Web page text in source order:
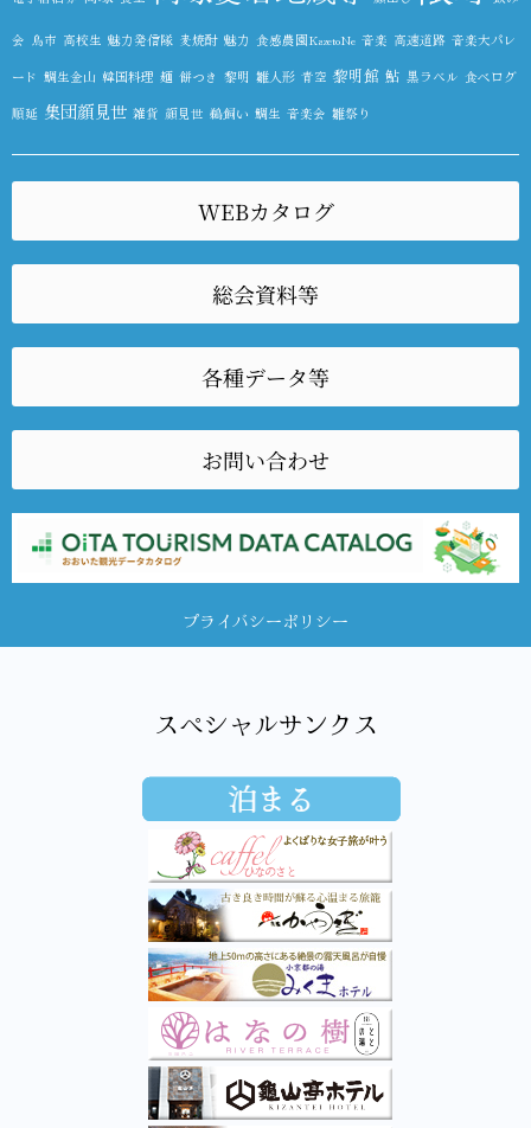
会 鳥市 高校生 魅力発信隊 麦焼酎 魅力 食感農園KazetoNe 音楽 高速道路 音楽大パレ
ード 鯛生金山 韓国料理 麺 餅つき 黎明 雛人形 青空 黎明館 鮎 黒ラベル 食べログ
順延 集団顔見世 雑貨 顔見世 鵜飼い 鯛生 音楽会 雛祭り
WEBカタログ
総会資料等
各種データ等
お問い合わせ
プライバシーポリシー
スペシャルサンクス